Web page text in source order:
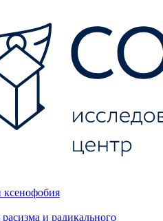
ксенофобия
и радикального